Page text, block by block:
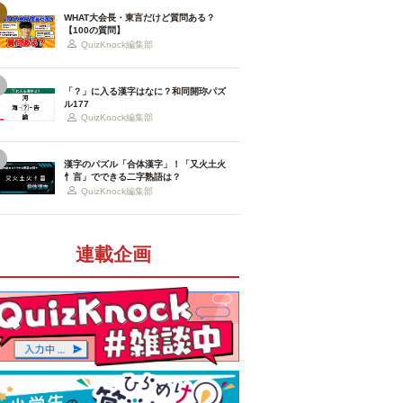
WHAT大会長・東言だけど質問ある？
【100の質問】
QuizKnock編集部
「？」に入る漢字はなに？和同開珎パズ
ル177
QuizKnock編集部
漢字のパズル「合体漢字」！「又火土火
忄言」でできる二字熟語は？
QuizKnock編集部
連載企画